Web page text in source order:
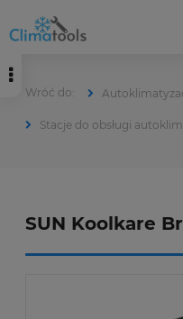
Stacje do obsługi
SUN Koolkare